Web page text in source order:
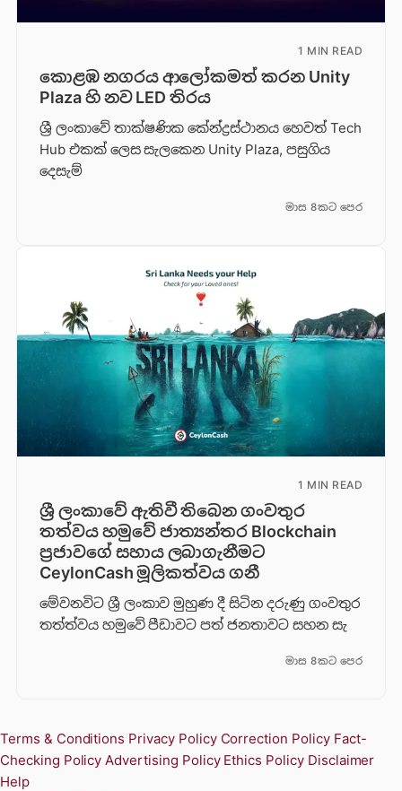
1 MIN READ
කොළඹ නගරය ආලෝකමත් කරන Unity
Plaza හි නව LED තිරය
ශ්‍රී ලංකාවේ තාක්ෂණික කේන්ද්‍රස්ථානය හෙවත් Tech
Hub එකක් ලෙස සැලකෙන Unity Plaza, පසුගිය
දෙසැම්
මාස 8කට පෙර
1 MIN READ
ශ්‍රී ලංකාවේ ඇතිවී තිබෙන ගංවතුර
තත්වය හමුවේ ජාත්‍යන්තර Blockchain
ප්‍රජාවගේ සහාය ලබාගැනීමට
CeylonCash මූලිකත්වය ග​නී
මේවනවිට ශ්‍රී ලංකාව මුහුණ දී සිටින දරුණු ගංවතුර
තත්ත්වය හමුවේ පීඩාවට පත් ජනතාවට සහන සැ
මාස 8කට පෙර
Terms & Conditions Privacy Policy Correction Policy Fact-
Checking Policy Advertising Policy Ethics Policy Disclaimer
Help